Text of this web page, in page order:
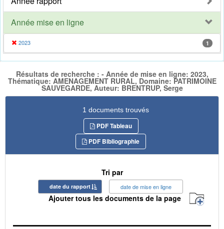
Année mise en ligne
2023 1
Résultats de recherche : - Année de mise en ligne: 2023,
Thématique: AMENAGEMENT RURAL, Domaine: PATRIMOINE
SAUVEGARDE, Auteur: BRENTRUP, Serge
1 documents trouvés
PDF Tableau
PDF Bibliographie
Tri par
date du rapport date de mise en ligne
Ajouter tous les documents de la page